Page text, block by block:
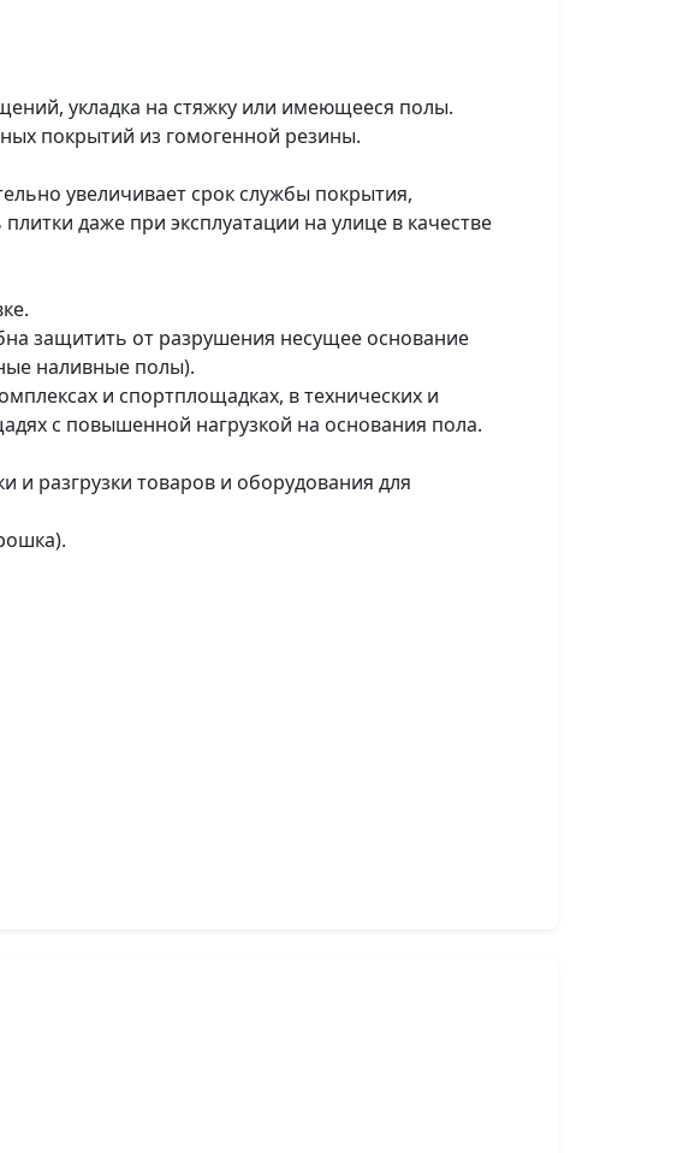
укладка на стяжку или имеющееся полы.
покрытий из гомогенной резины.
увеличивает срок службы покрытия,
даже при эксплуатации на улице в качестве
защитить от разрушения несущее основание
наливные полы).
и спортплощадках, в технических и
с повышенной нагрузкой на основания пола.
разгрузки товаров и оборудования для